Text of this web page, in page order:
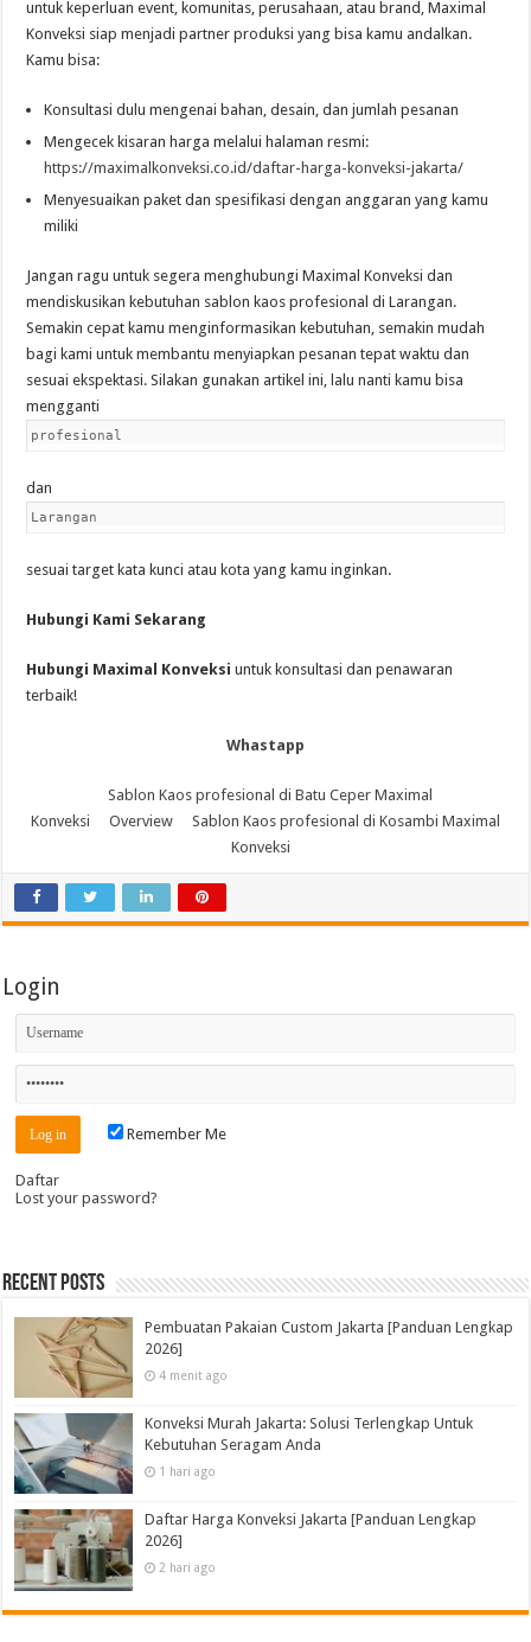
untuk keperluan event, komunitas, perusahaan, atau brand, Maximal
Konveksi siap menjadi partner produksi yang bisa kamu andalkan.
Kamu bisa:
Konsultasi dulu mengenai bahan, desain, dan jumlah pesanan
Mengecek kisaran harga melalui halaman resmi:
https://maximalkonveksi.co.id/daftar-harga-konveksi-jakarta/
Menyesuaikan paket dan spesifikasi dengan anggaran yang kamu
miliki
Jangan ragu untuk segera menghubungi Maximal Konveksi dan
mendiskusikan kebutuhan sablon kaos profesional di Larangan.
Semakin cepat kamu menginformasikan kebutuhan, semakin mudah
bagi kami untuk membantu menyiapkan pesanan tepat waktu dan
sesuai ekspektasi. Silakan gunakan artikel ini, lalu nanti kamu bisa
mengganti
profesional
dan
Larangan
sesuai target kata kunci atau kota yang kamu inginkan.
Hubungi Kami Sekarang
Hubungi Maximal Konveksi untuk konsultasi dan penawaran
terbaik!
Whastapp
Sablon Kaos profesional di Batu Ceper Maximal
Konveksi
Overview
Sablon Kaos profesional di Kosambi Maximal
Konveksi
Login
Remember Me
Daftar
Lost your password?
Recent Posts
Pembuatan Pakaian Custom Jakarta [Panduan Lengkap
2026]
4 menit ago
Konveksi Murah Jakarta: Solusi Terlengkap Untuk
Kebutuhan Seragam Anda
1 hari ago
Daftar Harga Konveksi Jakarta [Panduan Lengkap
2026]
2 hari ago